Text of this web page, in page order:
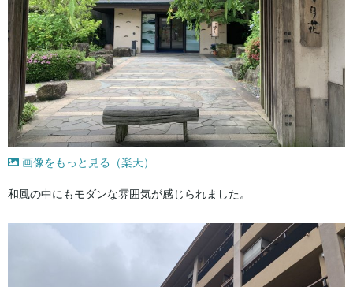
画像をもっと見る（楽天）
和風の中にもモダンな雰囲気が感じられました。